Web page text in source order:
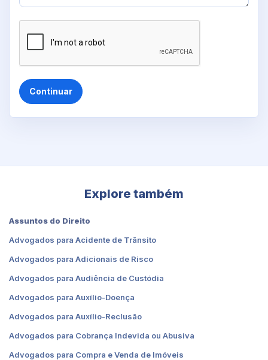
Continuar
Explore também
Assuntos do Direito
Advogados para Acidente de Trânsito
Advogados para Adicionais de Risco
Advogados para Audiência de Custódia
Advogados para Auxílio-Doença
Advogados para Auxílio-Reclusão
Advogados para Cobrança Indevida ou Abusiva
Advogados para Compra e Venda de Imóveis